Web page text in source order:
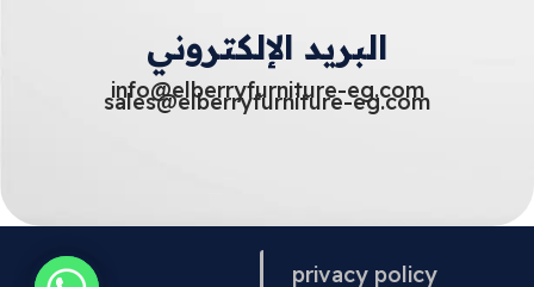
البريد الإلكتروني
info@elberryfurniture-eg.com
sales@elberryfurniture-eg.com
privacy policy